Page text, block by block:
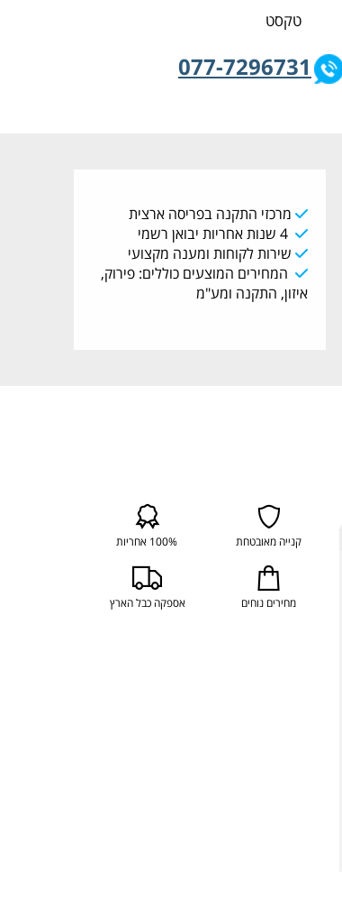
077-7296731
טקסט
מרכזי התקנה בפריסה ארצית
שירות לקוחות ומענה מקצועי
המחירים המוצעים כוללים: פירוק,
איזון, התקנה ומע"מ
קנייה מאובטחת 100% אחריות
מחירים נוחים אספקה כבל הארץ